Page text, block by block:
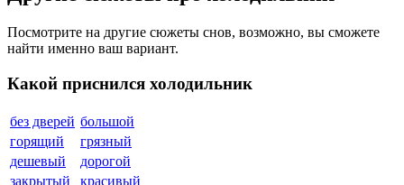
Посмотрите на другие сюжеты снов, возможно, вы сможете
найти именно ваш вариант.
Какой приснился холодильник
без дверей большой
горящий
грязный
дешевый
дорогой
закрытый
красивый